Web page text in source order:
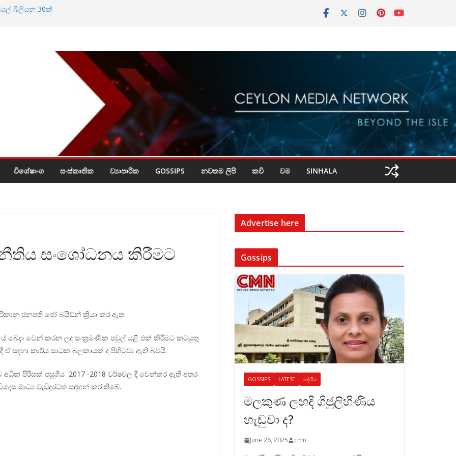
බිලියන 30ක්
විශේෂාංග සංස්කෘතික ව්‍යාපාරික GOSSIPS නවතම ලිපි කවි වම SINHALA
සංශෝධනය කිරීමට
ජනපති ජෝ බයිඩ්න් ක්‍රියා කර ඇත.
බෙදා වෙන් කරන ලද සංක්‍රමණික පවුල් යළි එක් කිරීමට කටයුතු
සඳහා කාර්ය සාධක බලකායක් ද පිහිටුවා ඇති බවයි.
පිරිසක් පසුගිය 2017 -2018 වර්ෂවල දී වෙන්කර ඇති අතර
මාධ්‍ය වැඩිදුරටත් සඳහන් කර තිබේ.
Advertise here
Gossips
GOSSIPS LATEST දේශීය
මලකුණ ලඟදි ගිජුලිහිණිය
හැඬුවා ද?
June 26, 2025 cmn